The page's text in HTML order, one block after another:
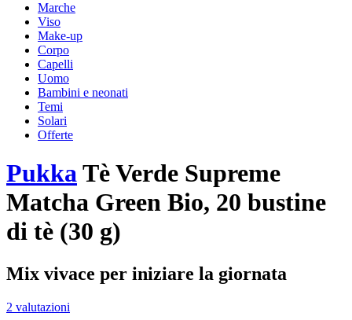
Marche
Viso
Make-up
Corpo
Capelli
Uomo
Bambini e neonati
Temi
Solari
Offerte
PukkaTè Verde Supreme
Matcha Green Bio, 20 bustine
di tè (30 g)
Mix vivace per iniziare la giornata
2 valutazioni